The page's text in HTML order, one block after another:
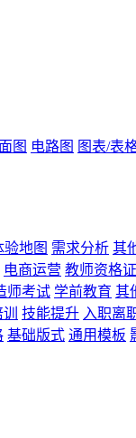
图 电路图 图表/表
验地图 需求分析 其
电商运营 教师资格
师考试 学前教育 其
技能提升 入职离
基础版式 通用模板